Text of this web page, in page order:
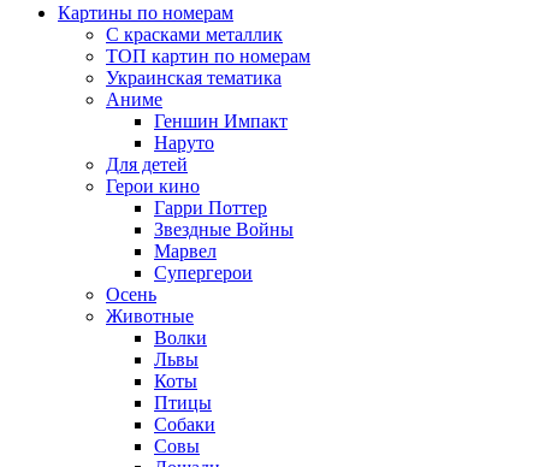
Картины по номерам
С красками металлик
ТОП картин по номерам
Украинская тематика
Аниме
Геншин Импакт
Наруто
Для детей
Герои кино
Гарри Поттер
Звездные Войны
Марвел
Супергерои
Осень
Животные
Волки
Львы
Коты
Птицы
Собаки
Совы